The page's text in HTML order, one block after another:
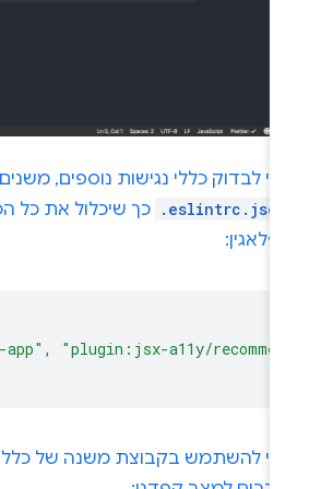
לבדוק כללי נגישות נוספים, משנים את
כך שיכלול את כל
app", "plugin:jsx-a11y/
להשתמש בקבוצת משנה של כללים